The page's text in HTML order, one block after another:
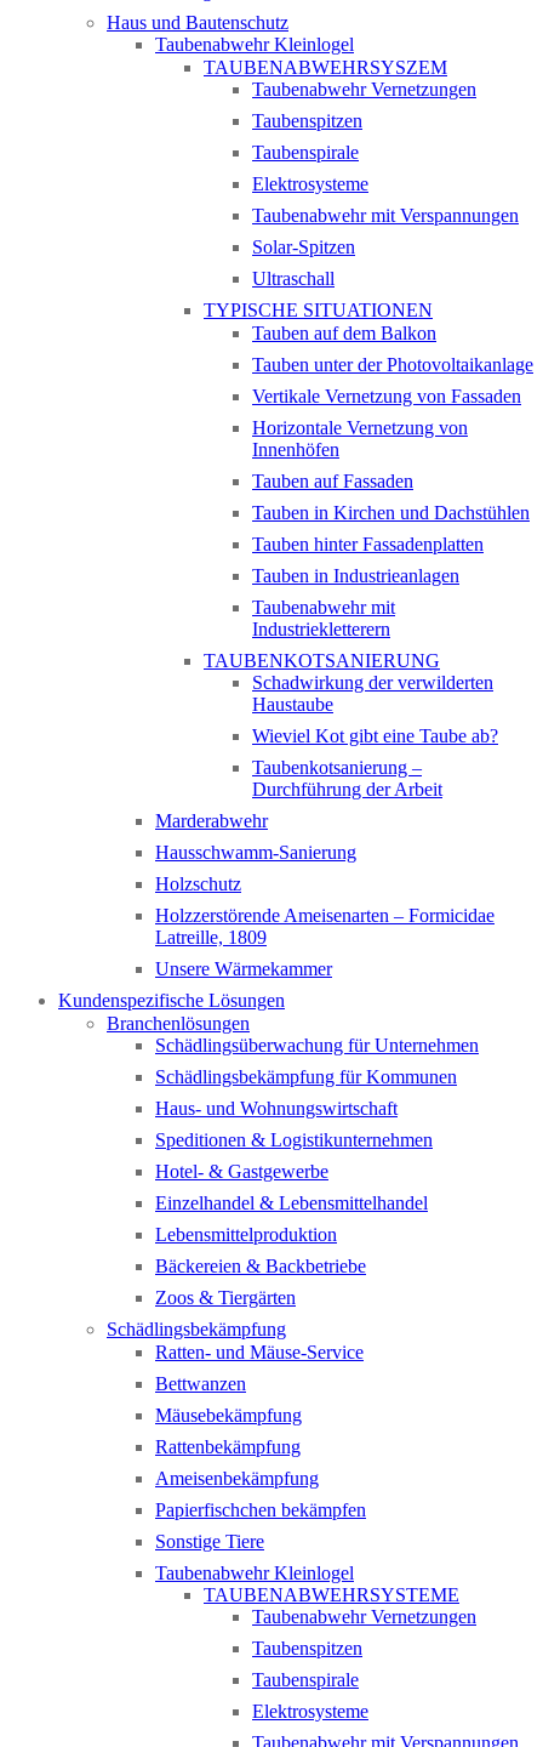
Haus und Bautenschutz
Taubenabwehr Kleinlogel
TAUBENABWEHRSYSZEM
Taubenabwehr Vernetzungen
Taubenspitzen
Taubenspirale
Elektrosysteme
Taubenabwehr mit Verspannungen
Solar-Spitzen
Ultraschall
TYPISCHE SITUATIONEN
Tauben auf dem Balkon
Tauben unter der Photovoltaikanlage
Vertikale Vernetzung von Fassaden
Horizontale Vernetzung von
Innenhöfen
Tauben auf Fassaden
Tauben in Kirchen und Dachstühlen
Tauben hinter Fassadenplatten
Tauben in Industrieanlagen
Taubenabwehr mit
Industriekletterern
TAUBENKOTSANIERUNG
Schadwirkung der verwilderten
Haustaube
Wieviel Kot gibt eine Taube ab?
Taubenkotsanierung –
Durchführung der Arbeit
Marderabwehr
Hausschwamm-Sanierung
Holzschutz
Holzzerstörende Ameisenarten – Formicidae
Latreille, 1809
Unsere Wärmekammer
Kundenspezifische Lösungen
Branchenlösungen
Schädlingsüberwachung für Unternehmen
Schädlingsbekämpfung für Kommunen
Haus- und Wohnungswirtschaft
Speditionen & Logistikunternehmen
Hotel- & Gastgewerbe
Einzelhandel & Lebensmittelhandel
Lebensmittelproduktion
Bäckereien & Backbetriebe
Zoos & Tiergärten
Schädlingsbekämpfung
Ratten- und Mäuse-Service
Bettwanzen
Mäusebekämpfung
Rattenbekämpfung
Ameisenbekämpfung
Papierfischchen bekämpfen
Sonstige Tiere
Taubenabwehr Kleinlogel
TAUBENABWEHRSYSTEME
Taubenabwehr Vernetzungen
Taubenspitzen
Taubenspirale
Elektrosysteme